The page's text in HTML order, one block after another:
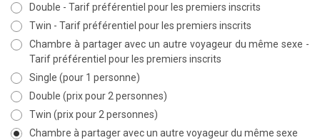
Double - Tarif préférentiel pour les premiers inscrits
Twin - Tarif préférentiel pour les premiers inscrits
Chambre à partager avec un autre voyageur du même sexe -
Tarif préférentiel pour les premiers inscrits
Single (pour 1 personne)
Double (prix pour 2 personnes)
Twin (prix pour 2 personnes)
Chambre à partager avec un autre voyageur du même sexe